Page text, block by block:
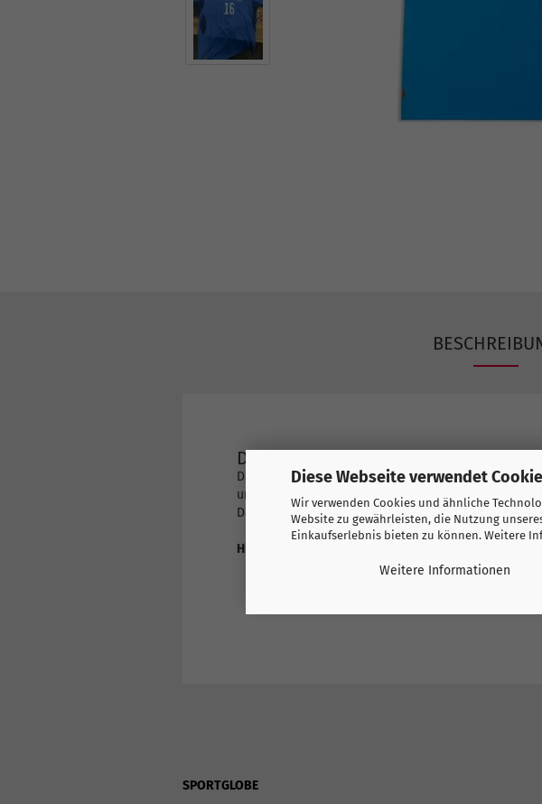
Diese Webseite verwendet
Wir verwenden Cookies und ähnliche
Website zu gewährleisten, die Nutzung
Einkaufserlebnis bieten zu können. Weitere
Weitere Informationen
Das Heim Trikot von Island -
Das offizielle Fantrikot der Isländischen
und kaufen.
Das Trikot ist mit ANTONSDOTTIR 16 bedruckt!
Hier finden Sie weitere Produkte
SPORTGLOBE